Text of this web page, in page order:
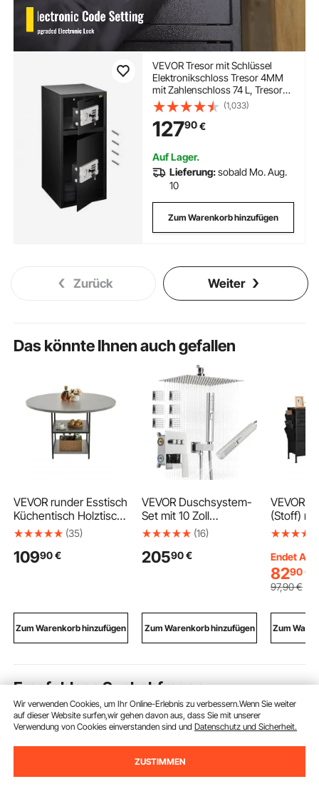
VEVOR Tresor mit Schlüssel
Elektronikschloss Tresor 4MM
mit Zahlenschloss 74 L, Tresor
mit Starkem Eisen, Möbeltresor
Elektronikschloss mit
Hochbelastbaren
Stahlkonstruktion
(1,033)
12790€
Auf Lager.
Lieferung:sobald Mo. Aug.
10
Zum Warenkorb hinzufügen
Zurück Weiter
Das könnte Ihnen auch gefallen
VEVOR runder Esstisch
Küchentisch Holztisch
(120 cm / 136,1 kg
Personen, moderne
Küche zu Hause
Wohnzimmer, Grau
(35)
10990€
Zum Warenkorb hinzufügen
VEVOR Duschsystem-
Set mit 10 Zoll
Regenduschsystem / 6
Handbrause, drehbarer
Verkleidungssatz,
Chrom Badezimmer
(16)
20590 €
Zum Warenkorb hinzufügen
VEVOR
(Stoff)
k
mit
& LED-
für
Endet
8290€
97,90€
Zum
Empfohlene Suchabfragen
waffenschrank säule tresor tresore
Wir verwenden Cookies, um Ihr Online-Erlebnis zu verbessern.Wenn Sie weiter
auf dieser Website surfen,wir gehen davon aus, dass Sie mit unserer
Verwendung von Cookies einverstanden sind undDatenschutz und Sicherheit.
ZUSTIMMEN